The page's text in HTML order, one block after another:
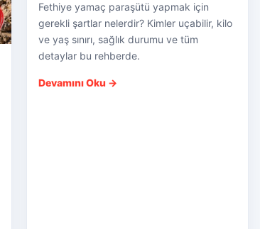
Fethiye yamaç paraşütü yapmak için
gerekli şartlar nelerdir? Kimler uçabilir, kilo
ve yaş sınırı, sağlık durumu ve tüm
detaylar bu rehberde.
Devamını Oku →